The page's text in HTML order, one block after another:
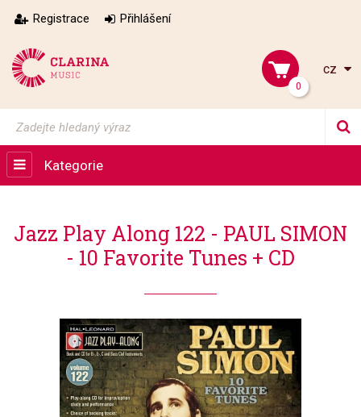
Registrace Přihlášení
0
cz
Kategorie
Jazz Play Along 122 - PAUL SIMON
- 10 Favorite Tunes + CD